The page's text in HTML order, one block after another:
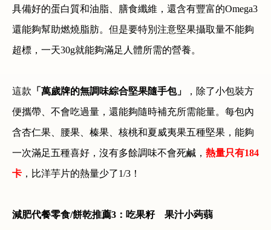
具備好的蛋白質和油脂、膳食纖維，還含有豐富的Omega3
還能夠幫助燃燒脂肪。但是要特別注意堅果攝取量不能夠
超標，一天30g就能夠滿足人體所需的營養。
這款 「萬歲牌的無調味綜合堅果隨手包」
，除了小包裝方
便攜帶、不會吃過量，還能夠隨時補充所需能量。每包內
含杏仁果、腰果、榛果、核桃和夏威夷果五種堅果，能夠
一次滿足五種喜好，沒有多餘調味不會死鹹， 熱量只有184
卡 ，比洋芋片的熱量少了1/3 ！
減肥代餐零食/餅乾推薦3 ：吃果籽 果汁小蒟蒻